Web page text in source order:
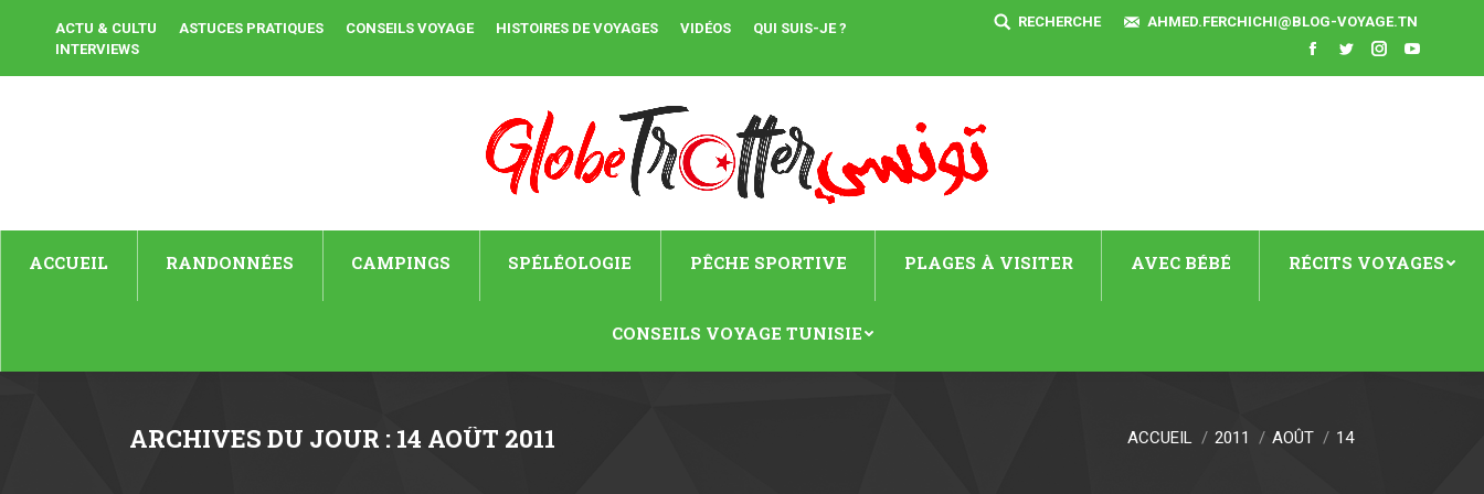
ACTU & CULTU ASTUCES PRATIQUES CONSEILS VOYAGE HISTOIRES DE VOYAGES VIDÉOS
QUI SUIS-JE ?
INTERVIEWS
SEARCH:
RECHERCHE AHMED.FERCHICHI@BLOG-VOYAGE.TN
Facebook
TwitterInstagram
ACCUEIL RANDONNÉES CAMPINGS SPÉLÉOLOGIE PÊCHE SPORTIVE PLAGES À VISITER AVEC BÉBÉ RÉCITS VOYAGES
CONSEILS VOYAGE TUNISIE
ARCHIVES DU JOUR : 14 AOÛT 2011 ACCUEIL 2011 AOÛT 14